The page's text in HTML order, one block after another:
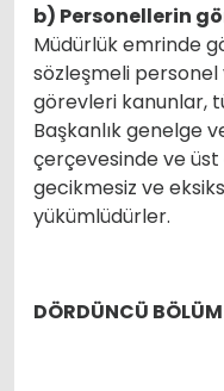
b) Personellerin
Müdürlük emrinde
sözleşmeli
görevleri kanunlar,
Başkanlık genelge
çerçevesinde ve
gecikmesiz ve
yükümlüdürler.
DÖRDÜNCÜ BÖLÜM